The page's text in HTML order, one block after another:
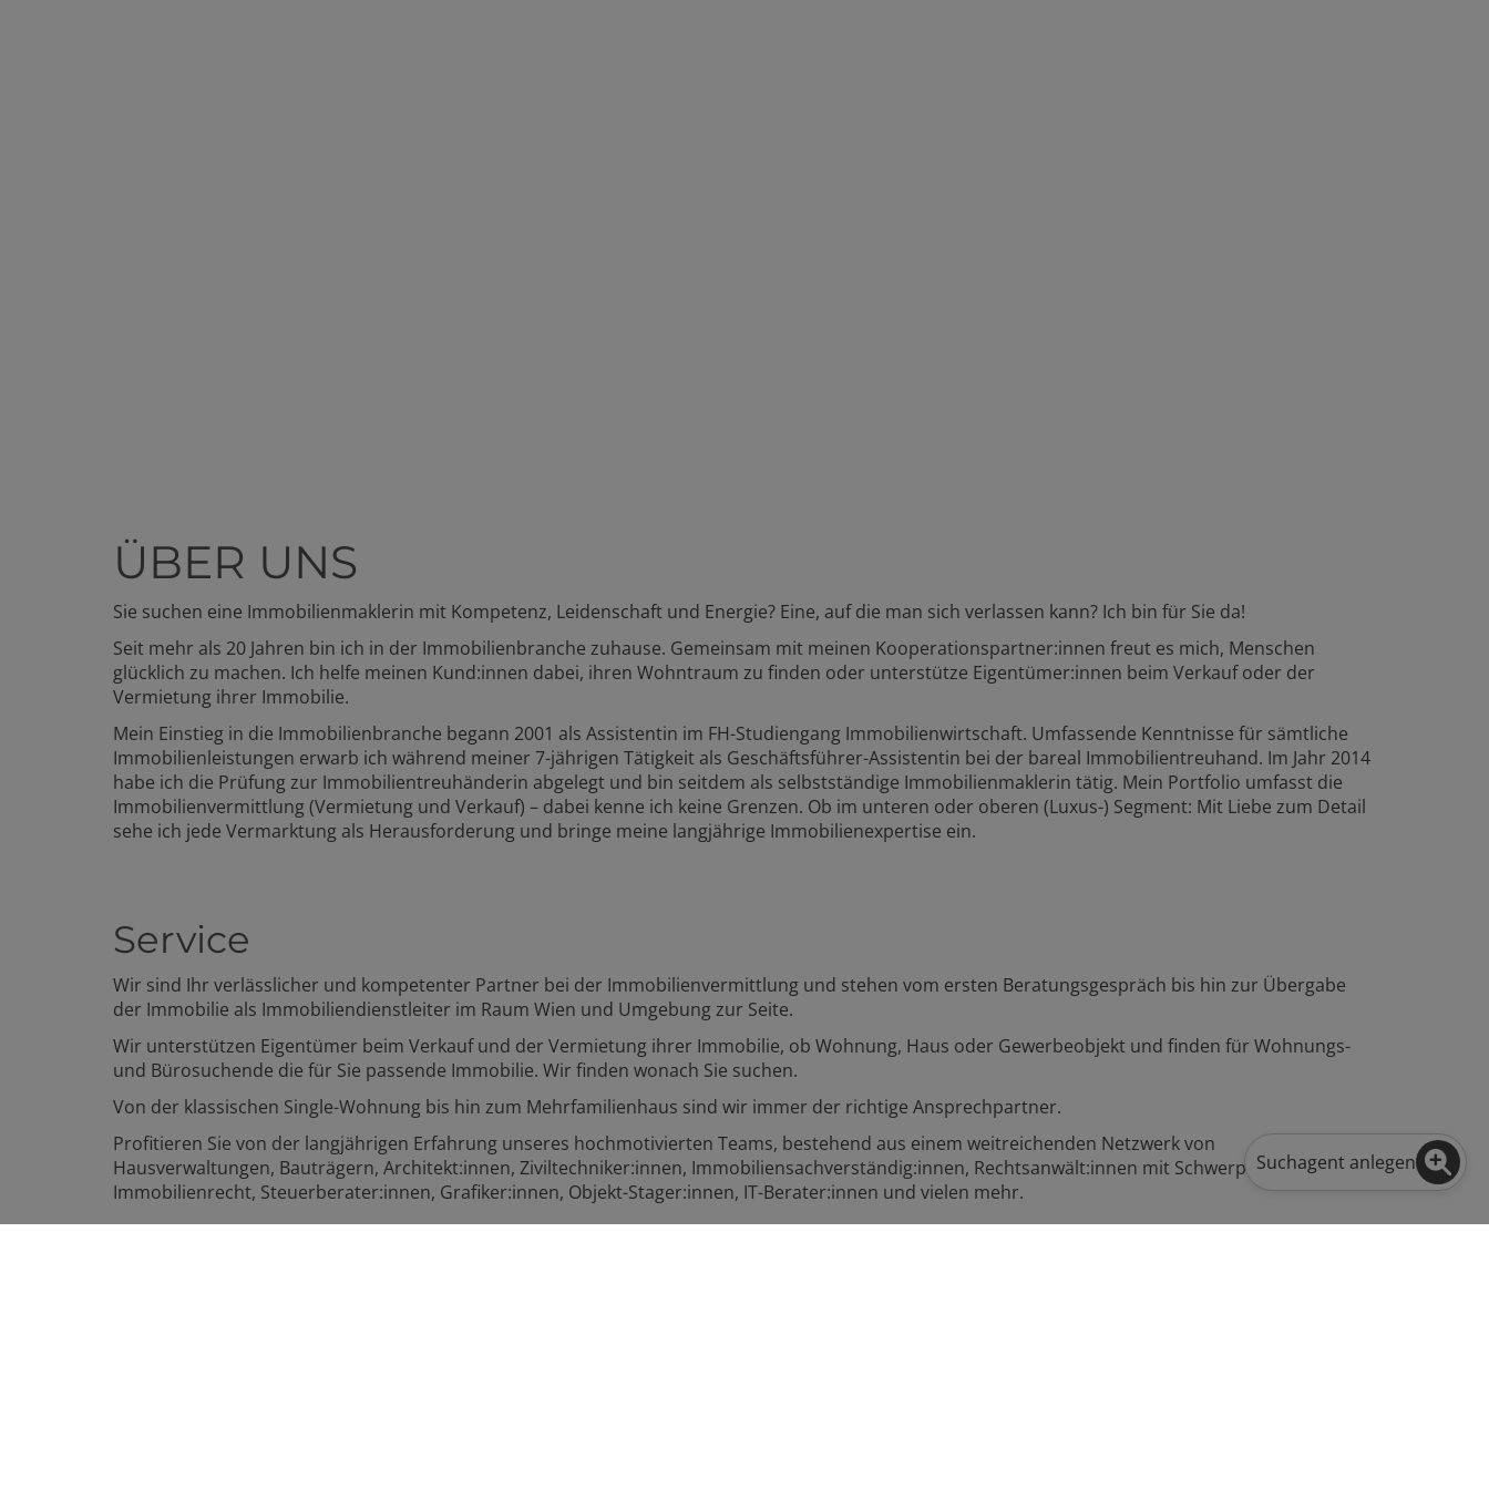
ÜBER UNS
Sie suchen eine Immobilienmaklerin mit Kompetenz, Leidenschaft und Energie? Eine, auf die man sich verlassen kann? Ich bin für Sie da!
Seit mehr als 20 Jahren bin ich in der Immobilienbranche zuhause. Gemeinsam mit meinen Kooperationspartner:innen freut es mich, Menschen
glücklich zu machen. Ich helfe meinen Kund:innen dabei, ihren Wohntraum zu finden oder unterstütze Eigentümer:innen beim Verkauf oder der
Vermietung ihrer Immobilie.
Mein Einstieg in die Immobilienbranche begann 2001 als Assistentin im FH-Studiengang Immobilienwirtschaft. Umfassende Kenntnisse für sämtliche
Immobilienleistungen erwarb ich während meiner 7-jährigen Tätigkeit als Geschäftsführer-Assistentin bei der bareal Immobilientreuhand. Im Jahr 2014
habe ich die Prüfung zur Immobilientreuhänderin abgelegt und bin seitdem als selbstständige Immobilienmaklerin tätig. Mein Portfolio umfasst die
Immobilienvermittlung (Vermietung und Verkauf) – dabei kenne ich keine Grenzen. Ob im unteren oder oberen (Luxus-) Segment: Mit Liebe zum Detail
sehe ich jede Vermarktung als Herausforderung und bringe meine langjährige Immobilienexpertise ein.
Service
Wir sind Ihr verlässlicher und kompetenter Partner bei der Immobilienvermittlung und stehen vom ersten Beratungsgespräch bis hin zur Übergabe
der Immobilie als Immobiliendienstleiter im Raum Wien und Umgebung zur Seite.
Wir unterstützen Eigentümer beim Verkauf und der Vermietung ihrer Immobilie, ob Wohnung, Haus oder Gewerbeobjekt und finden für Wohnungs-
und Bürosuchende die für Sie passende Immobilie. Wir finden wonach Sie suchen.
Von der klassischen Single-Wohnung bis hin zum Mehrfamilienhaus sind wir immer der richtige Ansprechpartner.
Profitieren Sie von der langjährigen Erfahrung unseres hochmotivierten Teams, bestehend aus einem weitreichenden Netzwerk von
Hausverwaltungen, Bauträgern, Architekt:innen, Ziviltechniker:innen, Immobiliensachverständig:innen, Rechtsanwält:innen mit Schwerpunkt
Immobilienrecht, Steuerberater:innen, Grafiker:innen, Objekt-Stager:innen, IT-Berater:innen und vielen mehr.
Suchagent anlegen